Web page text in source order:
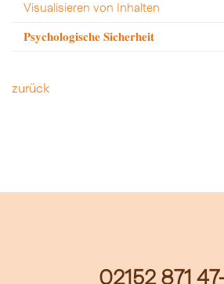
Visualisieren von Inhalten
𝐏𝐬𝐲𝐜𝐡𝐨𝐥𝐨𝐠𝐢𝐬𝐜𝐡𝐞 𝐒𝐢𝐜𝐡𝐞𝐫𝐡𝐞𝐢𝐭
zurück
02152 871